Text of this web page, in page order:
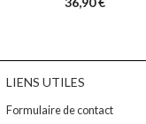
LIENS UTILES
Formulaire de contact